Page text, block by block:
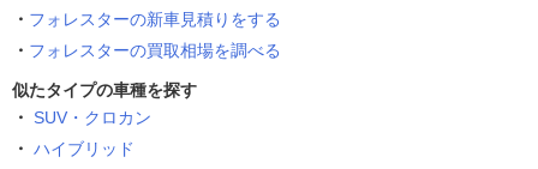
フォレスターの新車見積りをする
フォレスターの買取相場を調べる
似たタイプの車種を探す
SUV・クロカン
ハイブリッド